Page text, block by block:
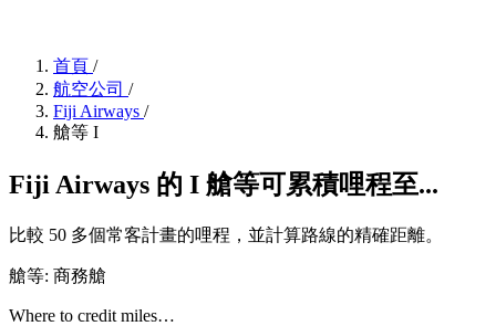
首頁 /
航空公司 /
Fiji Airways /
艙等 I
Fiji Airways 的 I 艙等可累積哩程至...
比較 50 多個常客計畫的哩程，並計算路線的精確距離。
艙等: 商務艙
Where to credit miles…